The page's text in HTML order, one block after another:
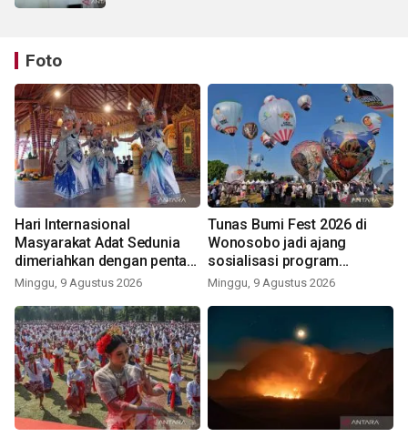
Foto
Hari Internasional
Masyarakat Adat Sedunia
dimeriahkan dengan pentas
seni budaya Bali
Minggu, 9 Agustus 2026
Tunas Bumi Fest 2026 di
Wonosobo jadi ajang
sosialisasi program
pemerintah lewat balon
Minggu, 9 Agustus 2026